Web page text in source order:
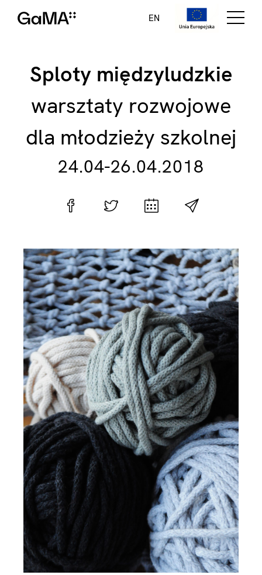
EN
Sploty międzyludzkie
warsztaty rozwojowe
dla młodzieży szkolnej
24.04-26.04.2018